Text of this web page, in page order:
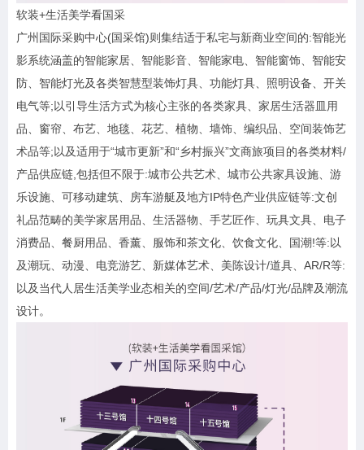
软装+生活美学看国采
广州国际采购中心(国采馆)则集结适于私宅与新商业空间的:智能光
影系统涵盖的智能家居、智能影音、智能家电、智能窗饰、智能安
防、智能灯光及各类智慧型装饰灯具、功能灯具、照明设备、开关
电气等;以引导生活方式为核心主张的各类家具、家居生活器皿用
品、窗帘、布艺、地毯、花艺、植物、墙饰、编织品、空间装饰艺
术品等;以及适用于“城市更新”和“乡村振兴”文商旅项目的各类材料/
产品供应链,包括但不限于:城市公共艺术、城市公共家具设施、游
乐设施、可移动建筑、房车游艇及地方IP特色产业供应链等:文创
礼品范畴的美学家居用品、生活器物、手艺匠作、玩具文具、电子
消费品、餐厨用品、香薰、服饰和茶文化、饮食文化、国潮!等:以
及潮玩、动漫、电竞游艺、新媒体艺术、美陈设计/道具、AR/R等:
以及当代人居生活美学业态相关的空间/艺术/产品/灯光/品牌及潮流
设计。